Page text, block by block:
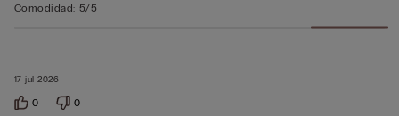
17 jul 2026
Comodidad: 5/5
0 0